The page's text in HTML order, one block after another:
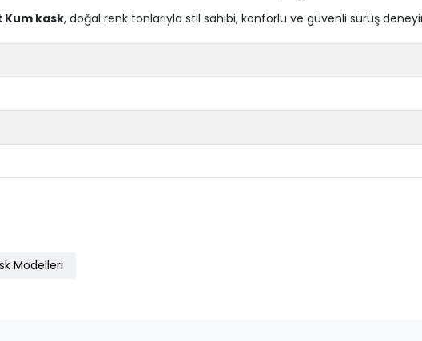
Kum kask, doğal renk tonlarıyla stil sahibi, konforlu ve güvenli sürüş
Modelleri